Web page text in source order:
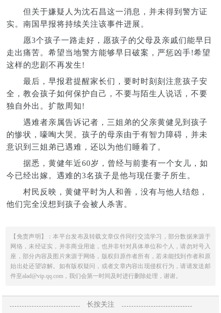
但关于嫌疑人为沈石昌这一消息，并未得到警方证
实。南国早报将持续关注该事件进展。
愿3个孩子一路走好，愿孩子的父母及亲戚们能早日
走出痛苦。希望当地警方能够早日破案，严惩凶手!希望
这样的悲剧不再发生!
最后，早报君提醒家长们，要时时刻刻注意孩子安
全，教会孩子如何保护自己，不要与陌生人说话，不要
独自外出。扩散周知!
遇难者亲属告诉记者，三姐弟的父亲黄健见到孩子
的惨状，嚎啕大哭。孩子的母亲由于有智力障碍，并未
意识到三姐弟已遇难，还以为他们睡着了。
据悉，黄健年近60岁，曾经与前妻有一个女儿，如
今已经出嫁。遇难的3名孩子是他与现任妻子所生。
村民反映，黄健平时为人和善，没有与他人结怨，
他们完全没想到孩子会被人杀害。
【免责声明】：本平台发布及转载文章仅作同行交流学习，部分数据来源于
网络，未经证实，并非商业用途，也并非针对具体单位和个人，请勿对号入
座，部分内容及图片来源于网络，版权归原作者所有，若未能找到作者和原
始出处还望谅解。如有版权疑问，或者文章内容出现侵权行为，请请发送邮
件至alad@vip.qq.com，我们会第一时间及时进行删除处理，谢谢。
长按关注